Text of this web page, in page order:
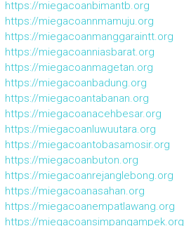
https://miegacoanbimantb.org
https://miegacoannmamuju.org
https://miegacoanmanggaraintt.org
https://miegacoanniasbarat.org
https://miegacoanmagetan.org
https://miegacoanbadung.org
https://miegacoantabanan.org
https://miegacoanacehbesar.org
https://miegacoanluwuutara.org
https://miegacoantobasamosir.org
https://miegacoanbuton.org
https://miegacoanrejanglebong.org
https://miegacoanasahan.org
https://miegacoanempatlawang.org
https://miegacoansimpangampek.org